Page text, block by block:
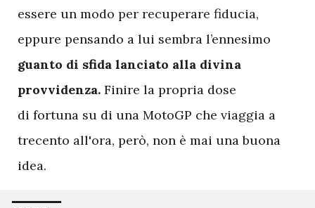
essere un modo per recuperare fiducia,
eppure pensando a lui sembra l’ennesimo
guanto di sfida lanciato alla divina
provvidenza. Finire la propria dose
di fortuna su di una MotoGP che viaggia a
trecento all'ora, però, non è mai una buona
idea.